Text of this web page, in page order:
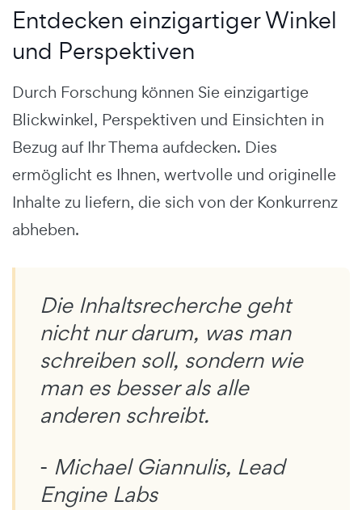
Entdecken einzigartiger Winkel
und Perspektiven
Durch Forschung können Sie einzigartige
Blickwinkel, Perspektiven und Einsichten in
Bezug auf Ihr Thema aufdecken. Dies
ermöglicht es Ihnen, wertvolle und originelle
Inhalte zu liefern, die sich von der Konkurrenz
abheben.
Die Inhaltsrecherche geht
nicht nur darum, was man
schreiben soll, sondern wie
man es besser als alle
anderen schreibt.
- Michael Giannulis, Lead
Engine Labs